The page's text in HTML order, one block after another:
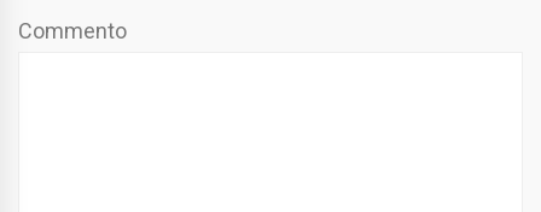
Commento